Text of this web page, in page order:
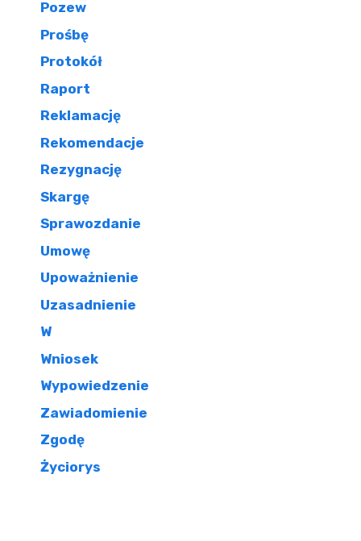
Pozew
Prośbę
Protokół
Raport
Reklamację
Rekomendacje
Rezygnację
Skargę
Sprawozdanie
Umowę
Upoważnienie
Uzasadnienie
W
Wniosek
Wypowiedzenie
Zawiadomienie
Zgodę
Życiorys